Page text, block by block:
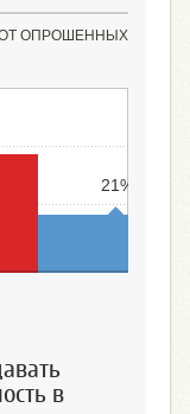
ОПРОШЕННЫХ
21%
в